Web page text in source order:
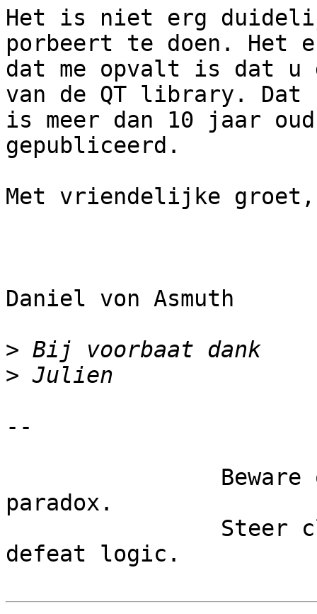
Het is niet erg
porbeert te doen. Het
dat me opvalt is dat u
van de QT library. Dat
is meer dan 10 jaar
gepubliceerd.
Met vriendelijke groet,
Daniel von Asmuth
>
>
--
paradox.
defeat logic.